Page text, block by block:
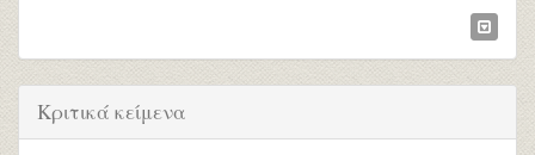
Κριτικά κείμενα